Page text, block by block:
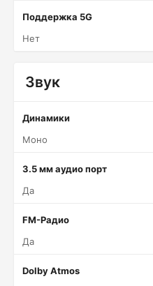
Поддержка 5G
Нет
Звук
Динамики
Моно
3.5 мм аудио порт
Да
FM-Радио
Да
Dolby Atmos